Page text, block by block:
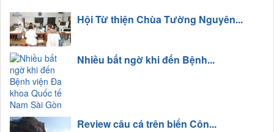
Hội Từ thiện Chùa Tường Nguyên...
Nhiều bất ngờ khi đến Bệnh...
Review câu cá trên biển Côn...